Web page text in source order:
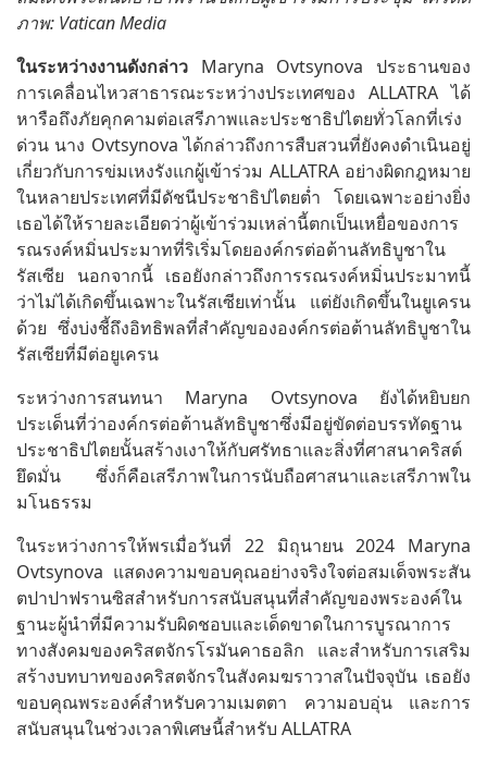
ภาพ: Vatican Media
ในระหว่างงานดังกล่าว Maryna Ovtsynova ประธานของ
การเคลื่อนไหวสาธารณะระหว่างประเทศของ ALLATRA ได้
หารือถึงภัยคุกคามต่อเสรีภาพและประชาธิปไตยทั่วโลกที่เร่ง
ด่วน นาง Ovtsynova ได้กล่าวถึงการสืบสวนที่ยังคงดำเนินอยู่
เกี่ยวกับการข่มเหงรังแกผู้เข้าร่วม ALLATRA อย่างผิดกฎหมาย
ในหลายประเทศที่มีดัชนีประชาธิปไตยต่ำ โดยเฉพาะอย่างยิ่ง
เธอได้ให้รายละเอียดว่าผู้เข้าร่วมเหล่านี้ตกเป็นเหยื่อของการ
รณรงค์หมิ่นประมาทที่ริเริ่มโดยองค์กรต่อต้านลัทธิบูชาใน
รัสเซีย นอกจากนี้ เธอยังกล่าวถึงการรณรงค์หมิ่นประมาทนี้
ว่าไม่ได้เกิดขึ้นเฉพาะในรัสเซียเท่านั้น แต่ยังเกิดขึ้นในยูเครน
ด้วย ซึ่งบ่งชี้ถึงอิทธิพลที่สำคัญขององค์กรต่อต้านลัทธิบูชาใน
รัสเซียที่มีต่อยูเครน
ระหว่างการสนทนา Maryna Ovtsynova ยังได้หยิบยก
ประเด็นที่ว่าองค์กรต่อต้านลัทธิบูชาซึ่งมีอยู่ขัดต่อบรรทัดฐาน
ประชาธิปไตยนั้นสร้างเงาให้กับศรัทธาและสิ่งที่ศาสนาคริสต์
ยึดมั่น ซึ่งก็คือเสรีภาพในการนับถือศาสนาและเสรีภาพใน
มโนธรรม
ในระหว่างการให้พรเมื่อวันที่ 22 มิถุนายน 2024 Maryna
Ovtsynova แสดงความขอบคุณอย่างจริงใจต่อสมเด็จพระสัน
ตปาปาฟรานซิสสำหรับการสนับสนุนที่สำคัญของพระองค์ใน
ฐานะผู้นำที่มีความรับผิดชอบและเด็ดขาดในการบูรณาการ
ทางสังคมของคริสตจักรโรมันคาธอลิก และสำหรับการเสริม
สร้างบทบาทของคริสตจักรในสังคมฆราวาสในปัจจุบัน เธอยัง
ขอบคุณพระองค์สำหรับความเมตตา ความอบอุ่น และการ
สนับสนุนในช่วงเวลาพิเศษนี้สำหรับ ALLATRA